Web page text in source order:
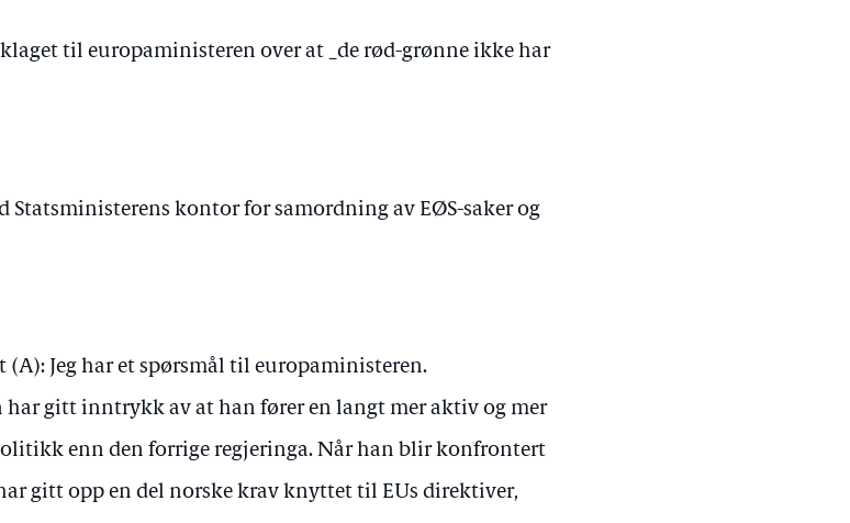
til europaministeren over at _de rød-grønne ikke har
Statsministerens kontor for samordning av EØS-saker og
Jeg har et spørsmål til europaministeren.
har gitt inntrykk av at han fører en langt mer aktiv og mer
enn den forrige regjeringa. Når han blir konfrontert
gitt opp en del norske krav knyttet til EUs direktiver,